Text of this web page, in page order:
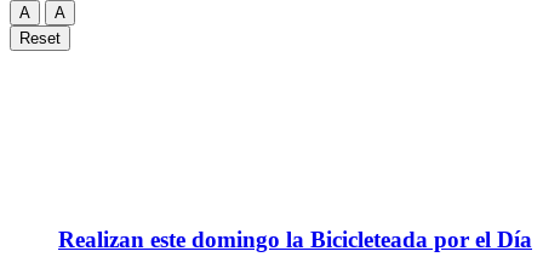
Realizan este domingo la Bicicleteada por el Día
A
A
Reset